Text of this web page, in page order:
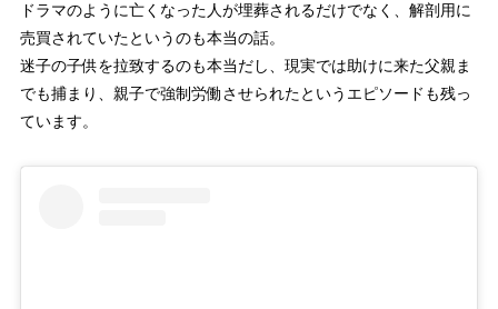
ドラマのように亡くなった人が埋葬されるだけでなく、解剖用に
売買されていたというのも本当の話。
迷子の子供を拉致するのも本当だし、現実では助けに来た父親ま
でも捕まり、親子で強制労働させられたというエピソードも残っ
ています。